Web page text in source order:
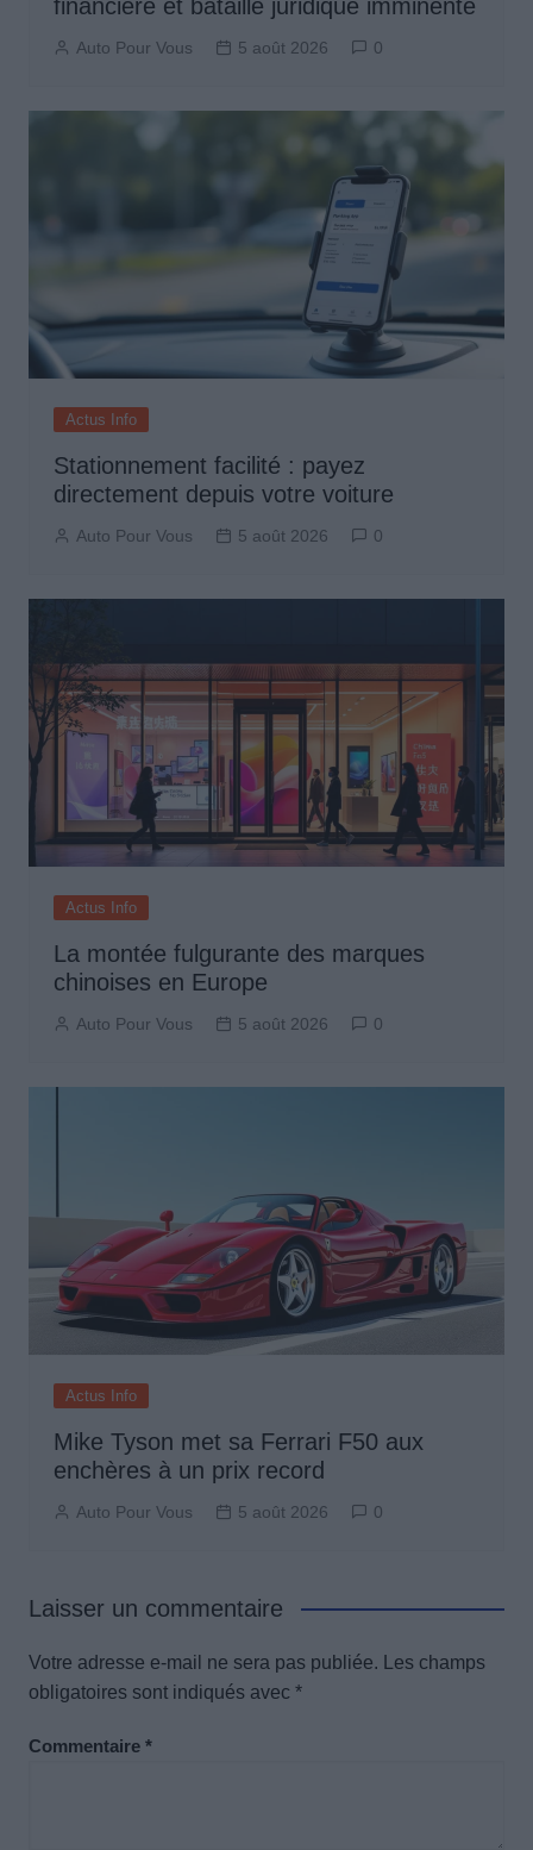
financière et bataille juridique imminente
Auto Pour Vous 5 août 2026 0
Actus Info
Stationnement facilité : payez
directement depuis votre voiture
Auto Pour Vous 5 août 2026 0
Actus Info
La montée fulgurante des marques
chinoises en Europe
Auto Pour Vous 5 août 2026 0
Actus Info
Mike Tyson met sa Ferrari F50 aux
enchères à un prix record
Auto Pour Vous 5 août 2026 0
Laisser un commentaire
Votre adresse e-mail ne sera pas publiée.
Les champs
obligatoires sont indiqués avec *
Commentaire *